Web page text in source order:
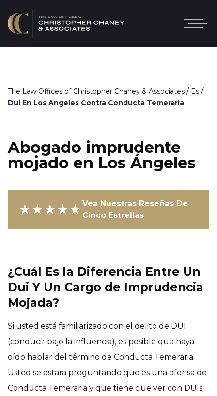
The Law Offices of Christopher Chaney & Associates / Es /
Dui En Los Angeles Contra Conducta Temeraria
Abogado imprudente
mojado en Los Ángeles
★★★★★ Vea Nuestras Reseñas De
Cinco Estrellas
¿Cuál Es la Diferencia Entre Un
Dui Y Un Cargo de Imprudencia
Mojada?
Si usted está familiarizado con el delito de DUI
(conducir bajo la influencia), es posible que haya
oído hablar del término de Conducta Temeraria.
Usted se estara preguntando que es una ofensa de
Conducta Temeraria y que tiene que ver con DUIs.